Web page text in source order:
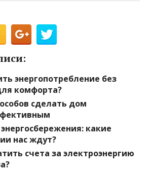
энергопотребление без
комфорта?
сделать дом
какие
нас ждут?
счета за электроэнергию